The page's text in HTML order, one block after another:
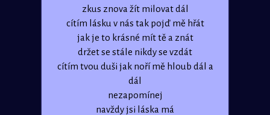
zkus znova žít milovat dál
cítím lásku v nás tak pojď mě hřát
jak je to krásné mít tě a znát
držet se stále nikdy se vzdát
cítím tvou duši jak noří mě hloub dál a
dál
nezapomínej
navždy jsi láska má